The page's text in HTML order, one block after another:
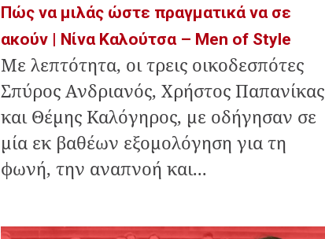
Πώς να μιλάς ώστε πραγματικά να σε
ακούν | Νίνα Καλούτσα – Men of Style
Με λεπτότητα, οι τρεις οικοδεσπότες
Σπύρος Ανδριανός, Χρήστος Παπανίκας
και Θέμης Καλόγηρος, με οδήγησαν σε
μία εκ βαθέων εξομολόγηση για τη
φωνή, την αναπνοή και...